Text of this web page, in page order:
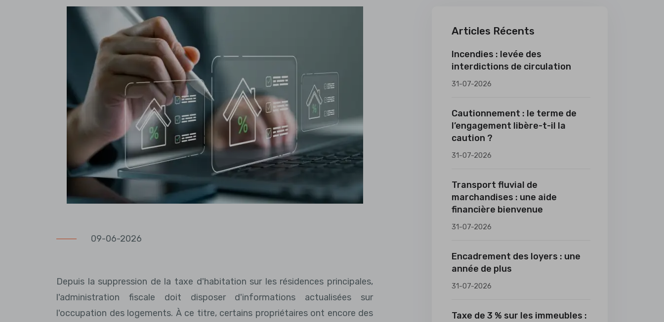
09-06-2026
Depuis la suppression de la taxe d'habitation sur les résidences principales,
l'administration fiscale doit disposer d'informations actualisées sur
l'occupation des logements. À ce titre, certains propriétaires ont encore des
Articles Récents
Incendies : levée des
interdictions de circulation
31-07-2026
Cautionnement : le terme de
l’engagement libère-t-il la
caution ?
31-07-2026
Transport fluvial de
marchandises : une aide
financière bienvenue
31-07-2026
Encadrement des loyers : une
année de plus
31-07-2026
Taxe de 3 % sur les immeubles :